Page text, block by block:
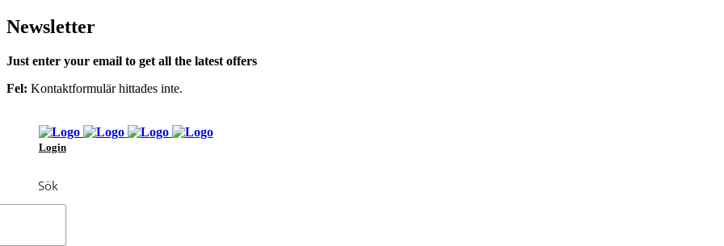
Newsletter
Just enter your email to get all the latest offers
Fel: Kontaktformulär hittades inte.
Login
Sök